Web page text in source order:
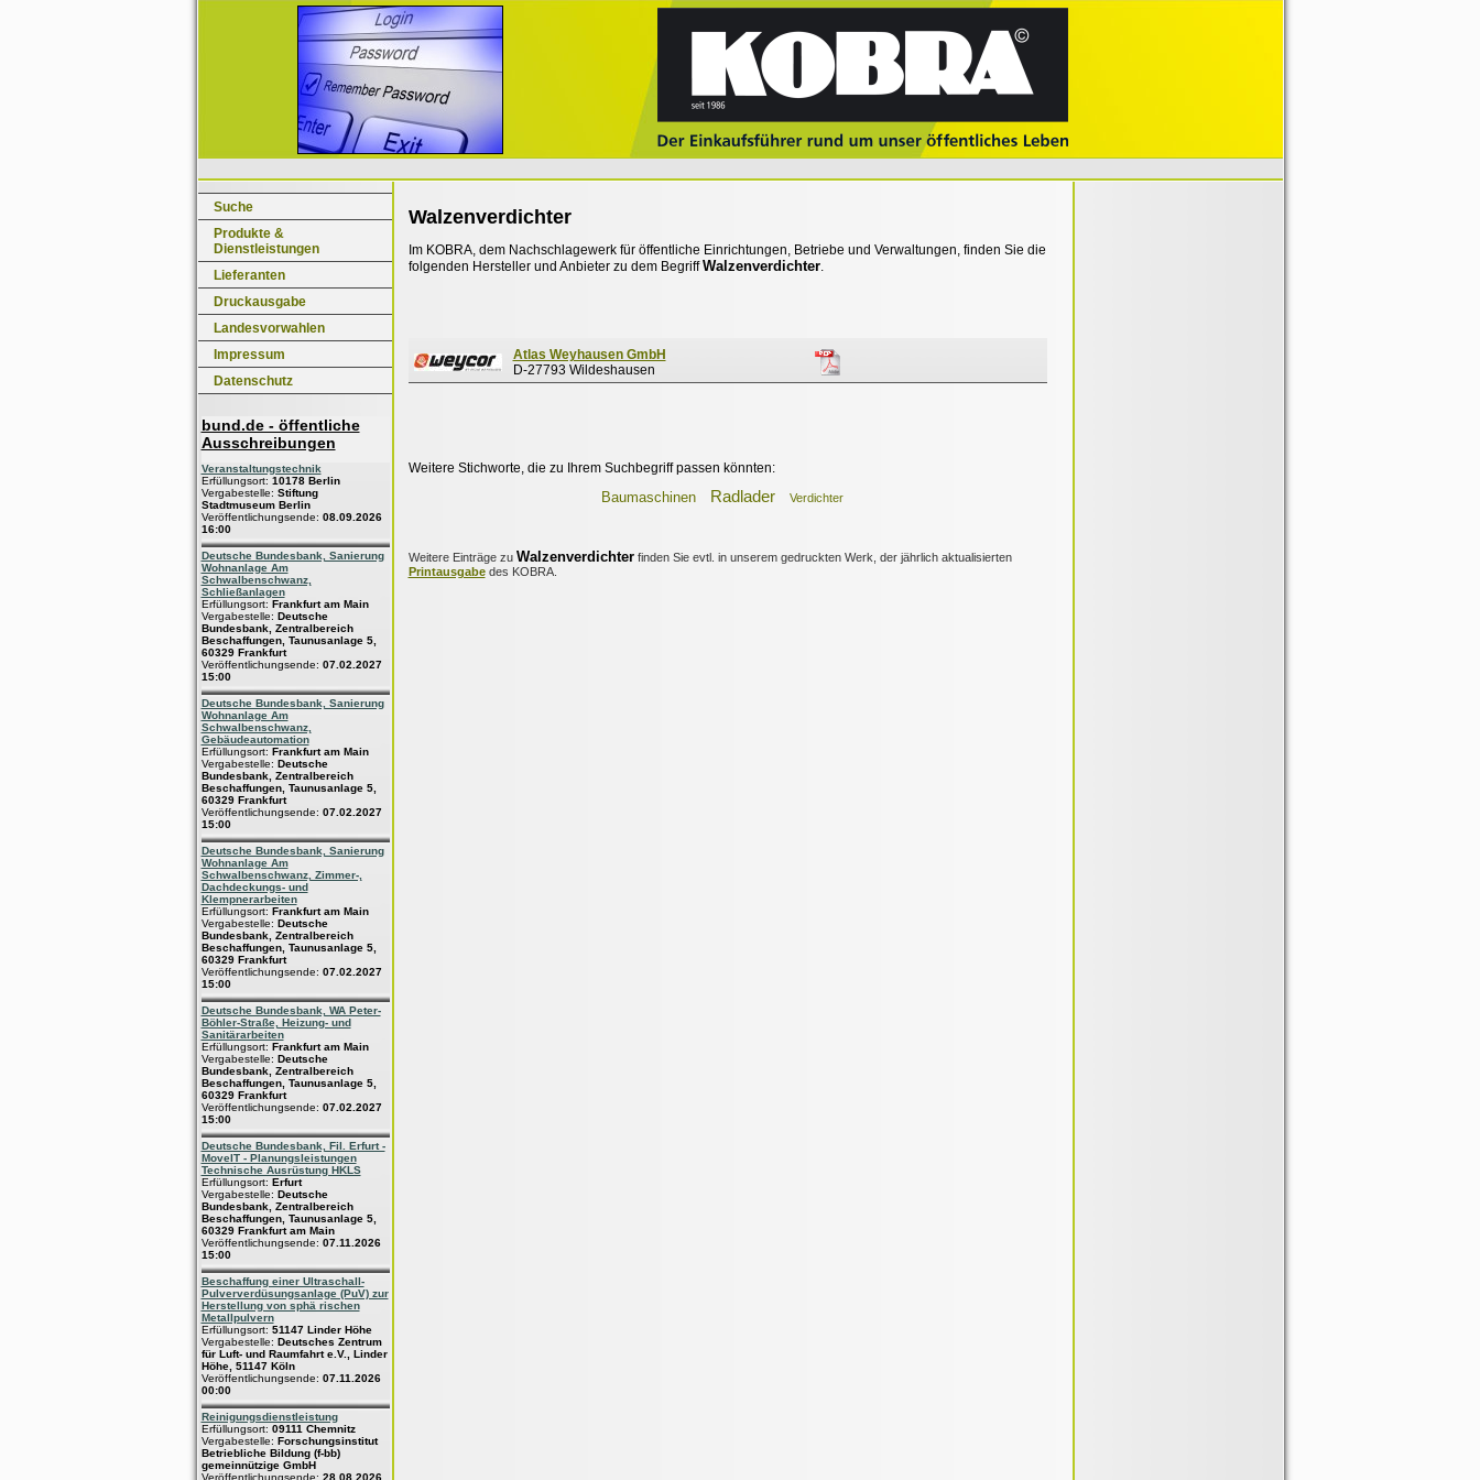
Suche
Produkte &
Dienstleistungen
Lieferanten
Druckausgabe
Landesvorwahlen
Impressum
Datenschutz
bund.de - öffentliche
Ausschreibungen
Veranstaltungstechnik
Erfüllungsort: 10178 Berlin
Vergabestelle: Stiftung
Stadtmuseum Berlin
Veröffentlichungsende: 08.09.2026
16:00
Deutsche Bundesbank, Sanierung
Wohnanlage Am
Schwalbenschwanz,
Schließanlagen
Erfüllungsort: Frankfurt am Main
Vergabestelle: Deutsche
Bundesbank, Zentralbereich
Beschaffungen, Taunusanlage 5,
60329 Frankfurt
Veröffentlichungsende: 07.02.2027
15:00
Deutsche Bundesbank, Sanierung
Wohnanlage Am
Schwalbenschwanz,
Gebäudeautomation
Erfüllungsort: Frankfurt am Main
Vergabestelle: Deutsche
Bundesbank, Zentralbereich
Beschaffungen, Taunusanlage 5,
60329 Frankfurt
Veröffentlichungsende: 07.02.2027
15:00
Deutsche Bundesbank, Sanierung
Wohnanlage Am
Schwalbenschwanz, Zimmer-,
Dachdeckungs- und
Klempnerarbeiten
Erfüllungsort: Frankfurt am Main
Vergabestelle: Deutsche
Bundesbank, Zentralbereich
Beschaffungen, Taunusanlage 5,
60329 Frankfurt
Veröffentlichungsende: 07.02.2027
15:00
Deutsche Bundesbank, WA Peter-
Böhler-Straße, Heizung- und
Sanitärarbeiten
Erfüllungsort: Frankfurt am Main
Vergabestelle: Deutsche
Bundesbank, Zentralbereich
Beschaffungen, Taunusanlage 5,
60329 Frankfurt
Veröffentlichungsende: 07.02.2027
15:00
Deutsche Bundesbank, Fil. Erfurt -
MoveIT - Planungsleistungen
Technische Ausrüstung HKLS
Erfüllungsort: Erfurt
Vergabestelle: Deutsche
Bundesbank, Zentralbereich
Beschaffungen, Taunusanlage 5,
60329 Frankfurt am Main
Veröffentlichungsende: 07.11.2026
15:00
Beschaffung einer Ultraschall-
Pulververdüsungsanlage (PuV) zur
Herstellung von sphä rischen
Metallpulvern
Erfüllungsort: 51147 Linder Höhe
Vergabestelle: Deutsches Zentrum
für Luft- und Raumfahrt e.V., Linder
Höhe, 51147 Köln
Veröffentlichungsende: 07.11.2026
00:00
Reinigungsdienstleistung
Erfüllungsort: 09111 Chemnitz
Vergabestelle: Forschungsinstitut
Betriebliche Bildung (f-bb)
gemeinnützige GmbH
Veröffentlichungsende: 28.08.2026
Walzenverdichter
Im KOBRA, dem Nachschlagewerk für öffentliche Einrichtungen, Betriebe und Verwaltungen, finden Sie die
folgenden Hersteller und Anbieter zu dem BegriffWalzenverdichter.
Atlas Weyhausen GmbH
D-27793 Wildeshausen
Weitere Stichworte, die zu Ihrem Suchbegriff passen könnten:
Baumaschinen Radlader Verdichter
Weitere Einträge zu Walzenverdichterfinden Sie evtl. in unserem gedruckten Werk, der jährlich aktualisierten
Printausgabedes KOBRA.